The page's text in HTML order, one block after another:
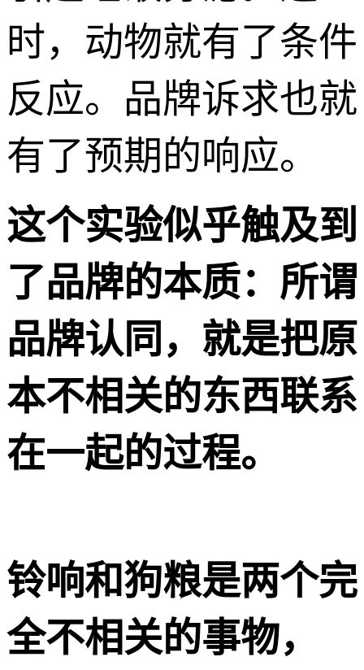
时，动物就有了条件
反应。品牌诉求也就
有了预期的响应。
这个实验似乎触及到
了品牌的本质：所谓
品牌认同，就是把原
本不相关的东西联系
在一起的过程。
铃响和狗粮是两个完
全不相关的事物，